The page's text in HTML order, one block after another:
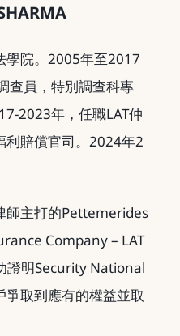
學院。2005年至2017
查員，特別調查科專
2023年，任職LAT仲
利賠償官司。2024年2
師主打的Pettemerides
Company – LAT
證明Security National
取到應有的權益並取